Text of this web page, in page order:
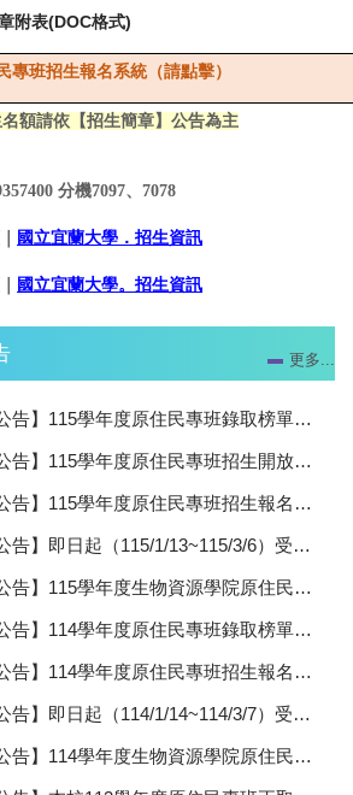
附表(DOC格式)
專班招生報名系統（請點擊）
額請依【招生簡章】公告為主
分機7097、7078
國立宜蘭大學．招生資訊
國立宜蘭大學。招生資訊
】115學年度原住民專班錄取榜單及報到通知書
115學年度原住民專班招生開放網路查詢成績及成績複查作業說明
告】115學年度原住民專班招生報名人數一覽表
即日起（115/1/13~115/3/6）受理考生報名115學年度原住民專班招生
】115學年度生物資源學院原住民專班招生簡章
】114學年度原住民專班錄取榜單及報到通知書
告】114學年度原住民專班招生報名人數一覽表
日起（114/1/14~114/3/7）受理考生報名114學年度生物資源學院原住民專班招生
】114學年度生物資源學院原住民專班招生簡章
更多...